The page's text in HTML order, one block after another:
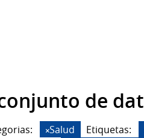
de
Salud Etiquetas: